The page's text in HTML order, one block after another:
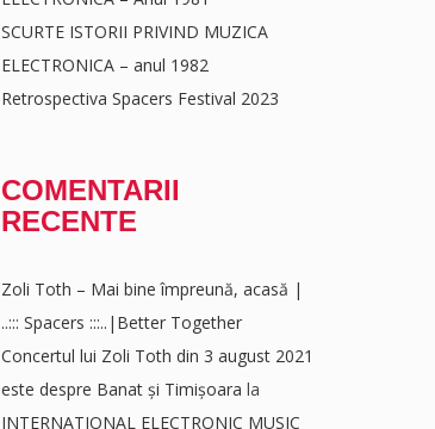
SCURTE ISTORII PRIVIND MUZICA
ELECTRONICA – anul 1982
Retrospectiva Spacers Festival 2023
COMENTARII
RECENTE
Zoli Toth – Mai bine împreună, acasă |
..::: Spacers :::..|Better Together
Concertul lui Zoli Toth din 3 august 2021
este despre Banat și Timișoara la
INTERNATIONAL ELECTRONIC MUSIC